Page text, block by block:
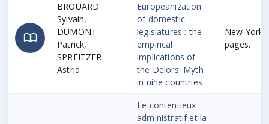
menu_book
BROUARD
Sylvain,
DUMONT
Patrick,
SPREITZER
Astrid
Europeanization
of domestic
legislatures : the
empirical
implications of
the Delors' Myth
in nine countries
New York,
pages.
Le contentieux
administratif et la